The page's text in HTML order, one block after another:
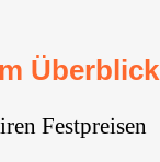
Überblick
Festpreisen